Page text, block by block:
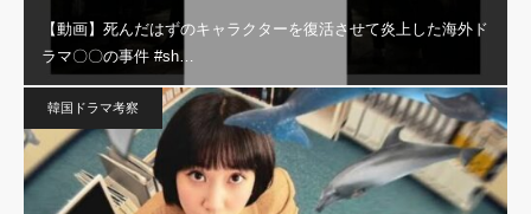
【動画】死んだはずのキャラクターを復活させて炎上した海外ド
ラマ〇〇の事件 #sh…
韓国ドラマ考察